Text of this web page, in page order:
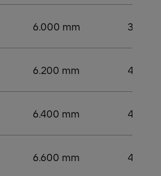
6.000 mm 3.750
6.200 mm 4.000
6.400 mm 4.000
6.600 mm 4.200